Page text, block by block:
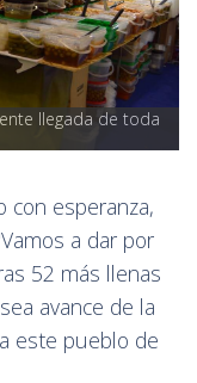
llegada de toda
con esperanza,
a dar por
52 más llenas
avance de la
este pueblo de